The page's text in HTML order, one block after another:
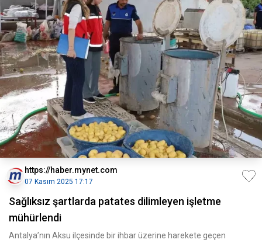
https://haber.mynet.com
07 Kasım 2025 17:17
Sağlıksız şartlarda patates dilimleyen işletme
mühürlendi
Antalya’nın Aksu ilçesinde bir ihbar üzerine harekete geçen